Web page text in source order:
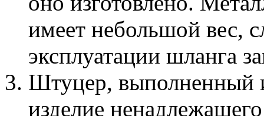
имеет небольшой вес,
эксплуатации шланга
Штуцер, выполненный
изделие ненадлежащего